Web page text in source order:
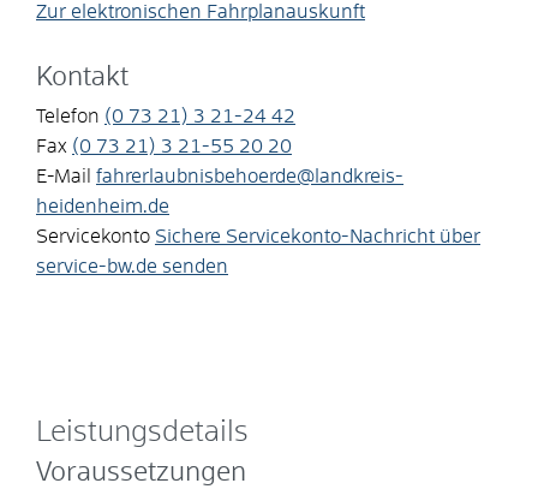
Zur elektronischen Fahrplanauskunft
Kontakt
Telefon (0 73 21) 3 21-24 42
Fax (0 73 21) 3 21-55 20 20
E-Mail fahrerlaubnisbehoerde@landkreis-
heidenheim.de
Servicekonto Sichere Servicekonto-Nachricht über
service-bw.de senden
Leistungsdetails
Voraussetzungen